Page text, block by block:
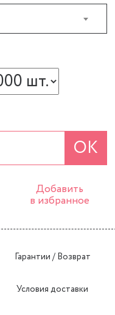
ОК
Добавить
в избранное
Гарантии / Возврат
Условия доставки